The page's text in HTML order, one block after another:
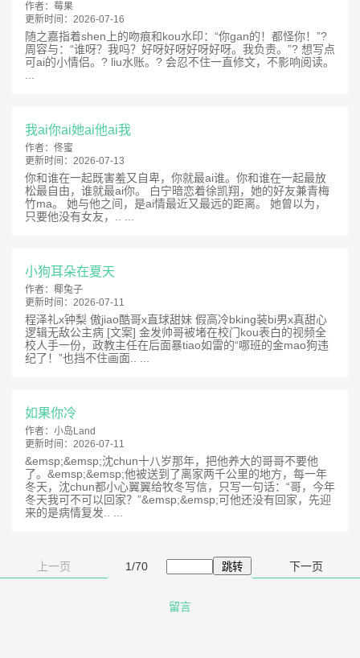
作者： 莓果
更新时间： 2026-07-16
随之嘉指着shen上的吻痕和kou水印：“你gan的！都怪你！”?
周容与：“谁呀？我吗？好呀好呀好呀好呀。我负责。”? 想写点
可ai的小情侣。? liu水账。? 会忍不住一直修文，不影响阅读。
我ai你ai她ai他ai我
作者： 佟蜜
更新时间： 2026-07-13
你和谁在一起既害羞又自卑，你就最ai谁。你和谁在一起最放
松最自由，谁就最ai你。 白宁暗恋着徐凯翔，她的好友兼青梅
竹ma。 她与他之间，是ai情最近又最远的距离。 她曾以为，
只要他没有女友，.. ...
小狗耳朵在夏天
作者： 椰兔子
更新时间： 2026-07-11
程泽礼x钟梨 傲jiao酷哥x直球甜妹 假高冷bking装bi男x真甜心
逻辑无敌公主病 [文案] 金发帅哥被堵在校门kou表白的视频全
校人手一份，政教主任在后面暴tiao如雷的“哪班的金mao狗违
纪了！”也挡不住画面.. ...
如果你冷
作者： 小岛Land
更新时间： 2026-07-11
&emsp;&emsp;沈chun十八岁那年，把他养大的哥哥不要他
了。&emsp;&emsp;他被送到了离家两千公里的地方，每一年
冬天，沈chun都小心翼翼给牧冬写信，只写一句话：“哥，今年
冬天我可不可以回家？”&emsp;&emsp;可他还没有回家，先迎
来的是病情复发.. ...
上一页 1/70 下一页
留言